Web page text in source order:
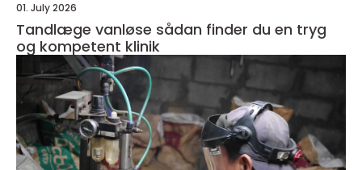
01. July 2026
Tandlæge vanløse sådan finder du en tryg
og kompetent klinik